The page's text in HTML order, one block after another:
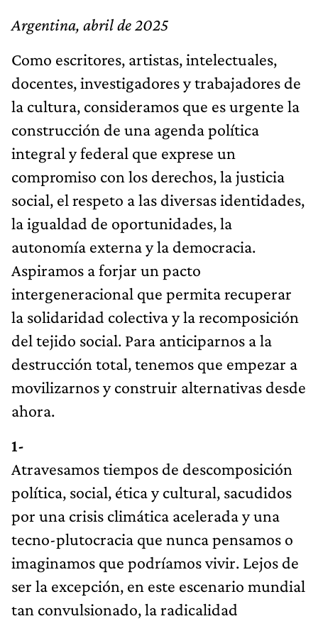
Argentina, abril de 2025
Como escritores, artistas, intelectuales,
docentes, investigadores y trabajadores de
la cultura, consideramos que es urgente la
construcción de una agenda política
integral y federal que exprese un
compromiso con los derechos, la justicia
social, el respeto a las diversas identidades,
la igualdad de oportunidades, la
autonomía externa y la democracia.
Aspiramos a forjar un pacto
intergeneracional que permita recuperar
la solidaridad colectiva y la recomposición
del tejido social. Para anticiparnos a la
destrucción total, tenemos que empezar a
movilizarnos y construir alternativas desde
ahora.
1-
Atravesamos tiempos de descomposición
política, social, ética y cultural, sacudidos
por una crisis climática acelerada y una
tecno-plutocracia que nunca pensamos o
imaginamos que podríamos vivir. Lejos de
ser la excepción, en este escenario mundial
tan convulsionado, la radicalidad